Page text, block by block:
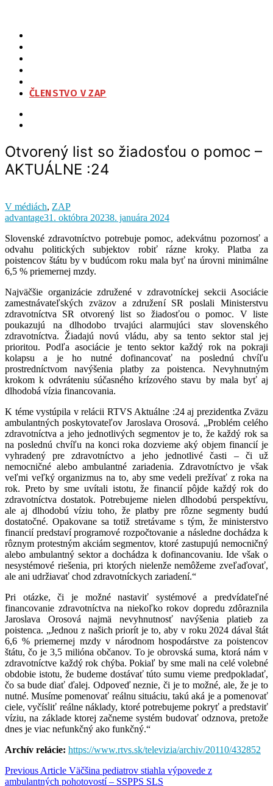
ČLENSTVO V ZAP
Otvorený list so žiadosťou o pomoc –
AKTUÁLNE :24
V médiách, ZAP
advantage31. októbra 20238. januára 2024
Slovenské zdravotníctvo potrebuje pomoc, adekvátnu pozornosť a
odvahu politických subjektov robiť rázne kroky. Platba za
poistencov štátu by v budúcom roku mala byť na úrovni minimálne
6,5 % priemernej mzdy.
Najväčšie organizácie združené v zdravotníckej sekcii Asociácie
zamestnávateľských zväzov a združení SR poslali Ministerstvu
zdravotníctva SR otvorený list so žiadosťou o pomoc. V liste
poukazujú na dlhodobo trvajúci alarmujúci stav slovenského
zdravotníctva. Žiadajú novú vládu, aby sa tento sektor stal jej
prioritou. Podľa asociácie je tento sektor každý rok na pokraji
kolapsu a je ho nutné dofinancovať na poslednú chvíľu
prostredníctvom navýšenia platby za poistenca. Nevyhnutným
krokom k odvráteniu súčasného krízového stavu by mala byť aj
dlhodobá vízia financovania.
K téme vystúpila v relácii RTVS Aktuálne :24 aj prezidentka Zväzu
ambulantných poskytovateľov Jaroslava Orosová. „Problém celého
zdravotníctva a jeho jednotlivých segmentov je to, že každý rok sa
na poslednú chvíľu na konci roka dozvieme aký objem financií je
vyhradený pre zdravotníctvo a jeho jednotlivé časti – či už
nemocničné alebo ambulantné zariadenia. Zdravotníctvo je však
veľmi veľký organizmus na to, aby sme vedeli prežívať z roka na
rok. Preto by sme uvítali istotu, že financií pôjde každý rok do
zdravotníctva dostatok. Potrebujeme nielen dlhodobú perspektívu,
ale aj dlhodobú víziu toho, že platby pre rôzne segmenty budú
dostatočné. Opakovane sa totiž stretávame s tým, že ministerstvo
financií predstaví programové rozpočtovanie a následne dochádza k
rôznym protestným akciám segmentov, ktoré zastupujú nemocničný
alebo ambulantný sektor a dochádza k dofinancovaniu. Ide však o
nesystémové riešenia, pri ktorých nielenže nemôžeme zveľaďovať,
ale ani udržiavať chod zdravotníckych zariadení.“
Pri otázke, či je možné nastaviť systémové a predvídateľné
financovanie zdravotníctva na niekoľko rokov dopredu zdôraznila
Jaroslava Orosová najmä nevyhnutnosť navýšenia platieb za
poistenca. „Jednou z našich priorít je to, aby v roku 2024 dával štát
6,6 % priemernej mzdy v národnom hospodárstve za poistencov
štátu, čo je 3,5 milióna občanov. To je obrovská suma, ktorá nám v
zdravotníctve každý rok chýba. Pokiaľ by sme mali na celé volebné
obdobie istotu, že budeme dostávať túto sumu vieme predpokladať,
čo sa bude diať ďalej. Odpoveď neznie, či je to možné, ale, že je to
nutné. Musíme pomenovať reálnu situáciu, takú aká je a pomenovať
ciele, vyčísliť reálne náklady, ktoré potrebujeme pokryť a predstaviť
víziu, na základe ktorej začneme systém budovať odznova, pretože
dnes je viac nefunkčný ako funkčný.“
Archív relácie: https://www.rtvs.sk/televizia/archiv/20110/432852
Navigácia
Previous Article Väčšina pediatrov stiahla výpovede z
ambulantných pohotovostí – SSPPS SLS